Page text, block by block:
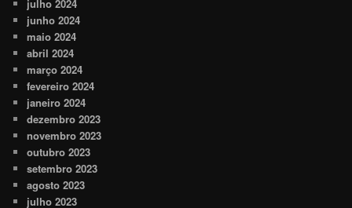
julho 2024
junho 2024
maio 2024
abril 2024
março 2024
fevereiro 2024
janeiro 2024
dezembro 2023
novembro 2023
outubro 2023
setembro 2023
agosto 2023
julho 2023